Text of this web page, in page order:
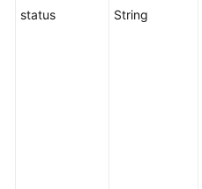
共
status String